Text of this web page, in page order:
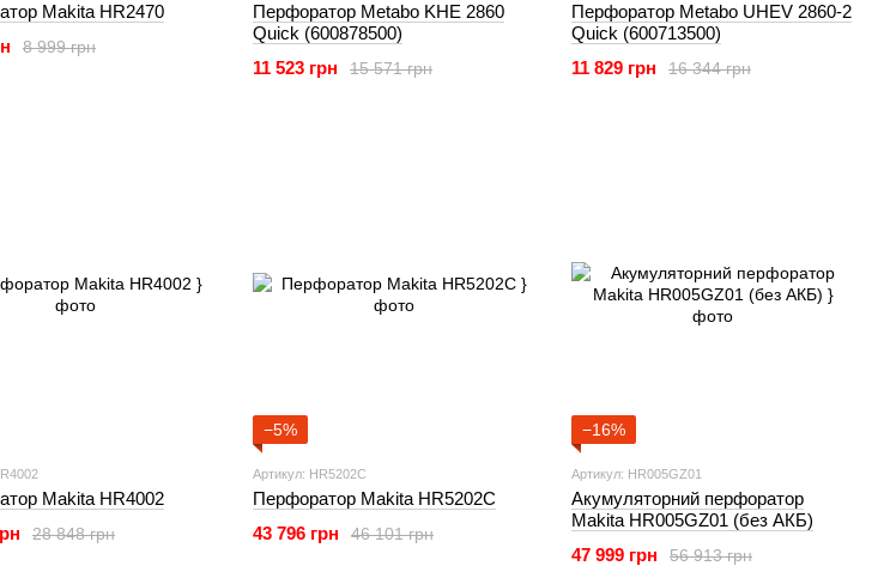
Makita HR2470
8 999 грн
Перфоратор Metabo KHE 2860
Quick (600878500)
15 571 грн
11 523 грн
Перфоратор Metabo UHEV 2860-2
Quick (600713500)
16 344 грн
11 829 грн
Makita HR4002
28 848 грн
−5%
Артикул: HR5202C
Перфоратор Makita HR5202C
46 101 грн
43 796 грн
−16%
Артикул: HR005GZ01
Акумуляторний перфоратор
Makita HR005GZ01 (без АКБ)
56 913 грн
47 999 грн